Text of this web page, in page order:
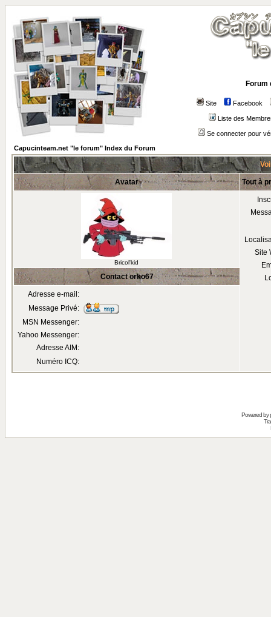
Forum
Site Facebook
Liste des
Se connecter pour
Capucinteam.net "le forum" Index du Forum
Avatar Tout à
Bricol'kid
Site
Contact orko67
Adresse e-mail:
Message Privé:
MSN Messenger:
Yahoo Messenger:
Adresse AIM:
Numéro ICQ:
Powered by